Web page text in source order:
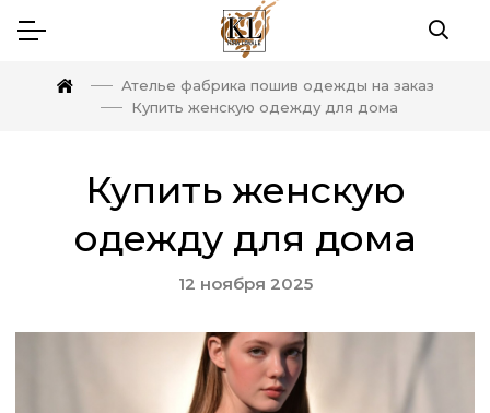
Ателье фабрика пошив одежды на заказ
Купить женскую одежду для дома
Купить женскую
одежду для дома
12 ноября 2025